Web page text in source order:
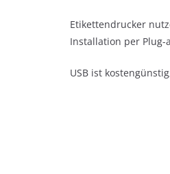
Etikettendrucker
Installation per Plug-
USB ist